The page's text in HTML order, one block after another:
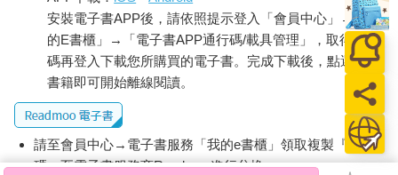
安裝電子書APP後，請依照提示登入「會員中心」→「我
的E書櫃」→「電子書APP通行碼/載具管理」，取得通行
碼再登入下載您所購買的電子書。完成下載後，點選任一
書籍即可開始離線閱讀。
請至會員中心→電子書服務「我的e書櫃」領取複製『兌換
碼』至電子書服務商Readmoo進行兌換。